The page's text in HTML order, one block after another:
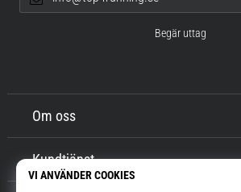
Om oss
Kundtjänst
Begär uttag